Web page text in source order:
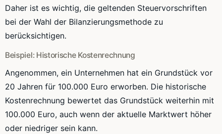
Daher ist es wichtig, die geltenden Steuervorschriften
bei der Wahl der Bilanzierungsmethode zu
berücksichtigen.
Beispiel: Historische Kostenrechnung
Angenommen, ein Unternehmen hat ein Grundstück vor
20 Jahren für 100.000 Euro erworben. Die historische
Kostenrechnung bewertet das Grundstück weiterhin mit
100.000 Euro, auch wenn der aktuelle Marktwert höher
oder niedriger sein kann.